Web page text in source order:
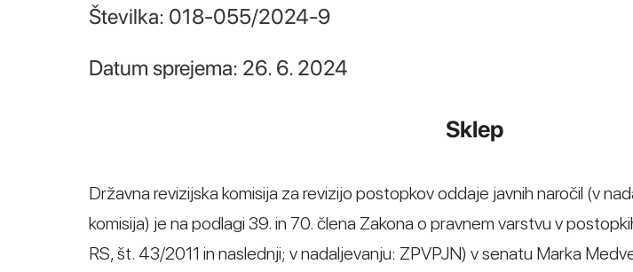
Številka: 018-055/2024-9
Datum sprejema: 26. 6. 2024
Sklep
Državna revizijska komisija za revizijo postopkov oddaje javnih naročil (v
komisija) je na podlagi 39. in 70. člena Zakona o pravnem varstvu v
RS, št. 43/2011 in naslednji; v nadaljevanju: ZPVPJN) v senatu Marka